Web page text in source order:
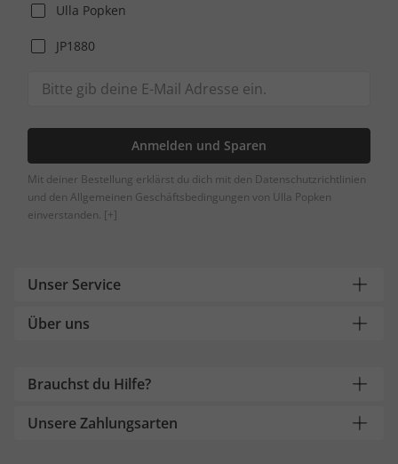
Ulla Popken
JP1880
Anmelden und Sparen
Mit deiner Bestellung erklärst du dich mit den Datenschutzrichtlinien
und den Allgemeinen Geschäftsbedingungen von Ulla Popken
einverstanden. [+]
Unser Service
Über uns
Brauchst du Hilfe?
Unsere Zahlungsarten